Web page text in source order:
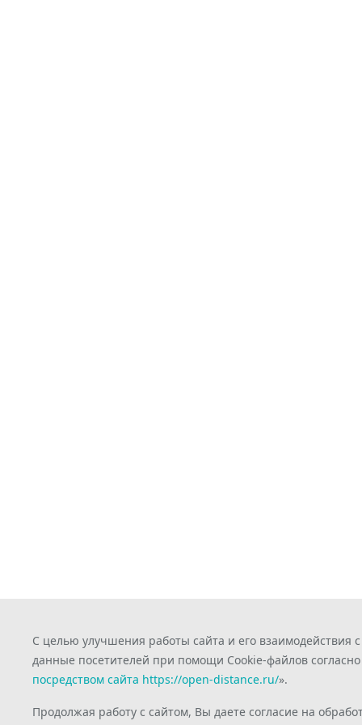
С целью улучшения работы сайта и его
данные посетителей при помощи Cookie-файлов согласно
посредством сайта https://open-distance.ru/».
Продолжая работу с сайтом, Вы даете согласие на